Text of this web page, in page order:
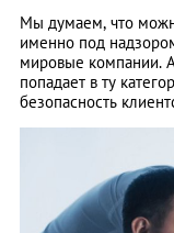
Мы думаем, что
именно под
мировые компании.
попадает в ту
безопасность